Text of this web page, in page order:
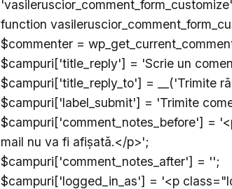
function
$commenter =
$campuri['title_reply'] = 'Scrie un
$campuri['title_reply_to'] = __('Trimite
$campuri['label_submit'] = 'Trimite
$campuri['comment_notes_before'] =
mail nu va fi afişată.</p>';
$campuri['comment_notes_after'] = '';
$campuri['logged_in_as'] = '<p